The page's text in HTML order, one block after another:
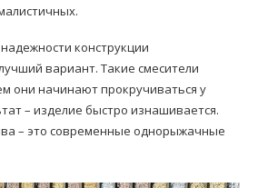
конструкции
вариант. Такие смесители
они начинают прокручиваться у
– изделие быстро изнашивается.
– это современные однорыжачные